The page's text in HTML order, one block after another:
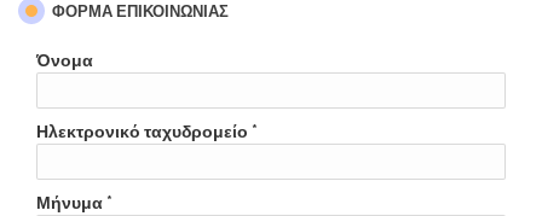
ΦΌΡΜΑ ΕΠΙΚΟΙΝΩΝΊΑΣ
Όνομα
Ηλεκτρονικό ταχυδρομείο *
Μήνυμα *